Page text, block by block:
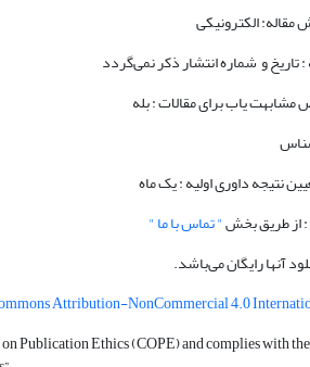
الکترونیکی
و شماره انتشار ذکر نمی‌گردد
مشابهت یاب برای مقالات : بله
نتیجه داوری اولیه : یک ماه
: از طریق بخش" تماس با ما "
آنها رایگان می‌باشد.
Attribution-NonCommercial 4.0
Publication Ethics (COPE) and complies with